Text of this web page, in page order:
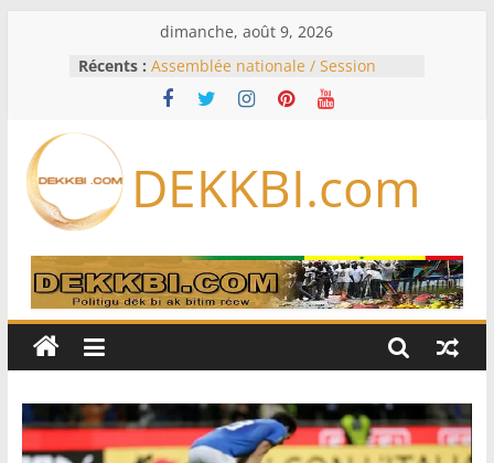
dimanche, août 9, 2026
Récents : Assemblée nationale / Session
extraordinaire: Six commissions
d’enquête à l’ordre du jour ce lundi
Bénin: Patrice Talon élu président
du Sénat, moins de trois mois
Pakistan et la Turquie signent un
accord de défense
RD Congo: Kinshasa interdit les
exportations de cuivre et de cobalt
production
DEKKBI.com